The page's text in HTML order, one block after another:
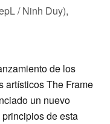
/ Ninh Duy),
de los
artísticos The Frame
un nuevo
de esta